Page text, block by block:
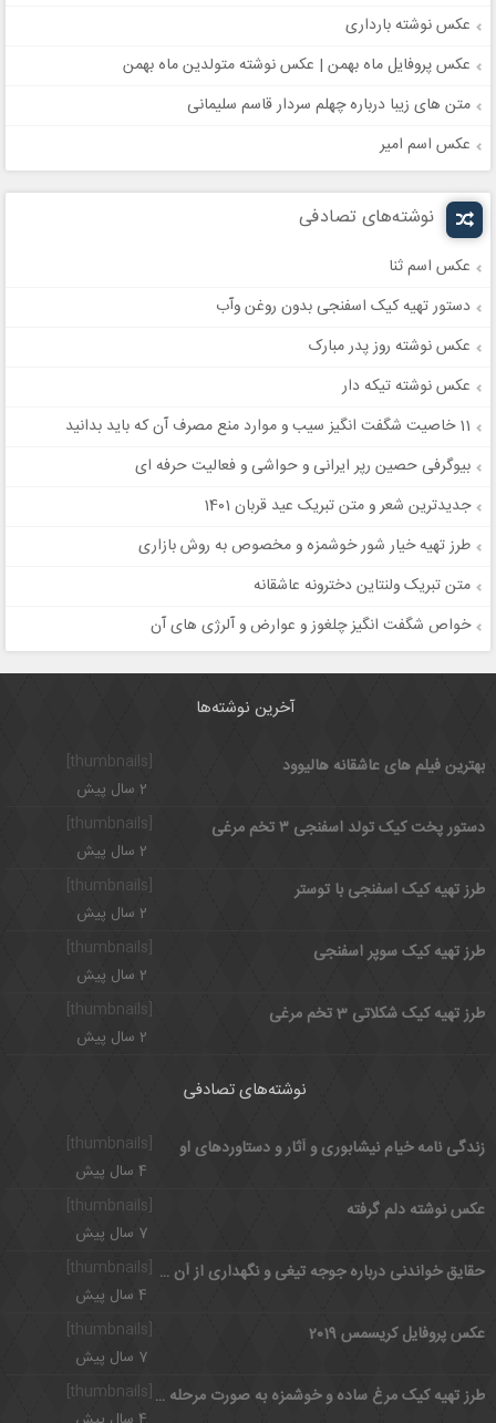
عکس نوشته بارداری
عکس پروفایل ماه بهمن | عکس نوشته متولدین ماه بهمن
متن های زیبا درباره چهلم سردار قاسم سلیمانی
عکس اسم امیر
نوشته‌های تصادفی
عکس اسم ثنا
دستور تهیه کیک اسفنجی بدون روغن وآب
عکس نوشته روز پدر مبارک
عکس نوشته تیکه دار
11 خاصیت شگفت انگیز سیب و موارد منع مصرف آن که باید بدانید
بیوگرفی حصین رپر ایرانی و حواشی و فعالیت حرفه ای
جدیدترین شعر و متن تبریک عید قربان 1401
طرز تهیه خیار شور خوشمزه و مخصوص به روش بازاری
متن تبریک ولنتاین دخترونه عاشقانه
خواص شگفت انگیز چلغوز و عوارض و آلرژی های آن
آخرین نوشته‌ها
بهترین فیلم های عاشقانه هالیوود
2 سال پیش
[thumbnails]
دستور پخت کیک تولد اسفنجی ۳ تخم مرغی
2 سال پیش
طرز تهیه کیک اسفنجی با توستر
2 سال پیش
[thumbnails]
طرز تهیه کیک سوپر اسفنجی
2 سال پیش
طرز تهیه کیک شکلاتی 3 تخم مرغی
2 سال پیش
نوشته‌های تصادفی
[thumbnails] زندگی نامه خیام نیشابوری و آثار و دستاوردهای او
4 سال پیش
عکس نوشته دلم گرفته
7 سال پیش
[thumbnails] حقایق خواندنی درباره جوجه تیغی و نگهداری از آن در خانه
4 سال پیش
عکس پروفایل کریسمس 2019
7 سال پیش
طرز تهیه کیک مرغ ساده و خوشمزه به صورت مرحله به مرحله